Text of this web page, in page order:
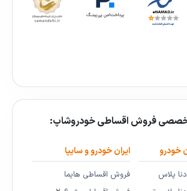
فروش اقساطی خودروشاپ:
خودرو
پلاس
ایران خودرو و سایپا
فروش اقساطی هایما